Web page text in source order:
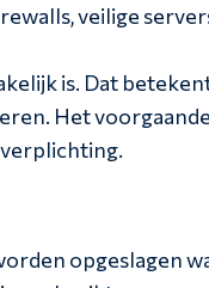
veilige
is. Dat
Het
opgeslagen